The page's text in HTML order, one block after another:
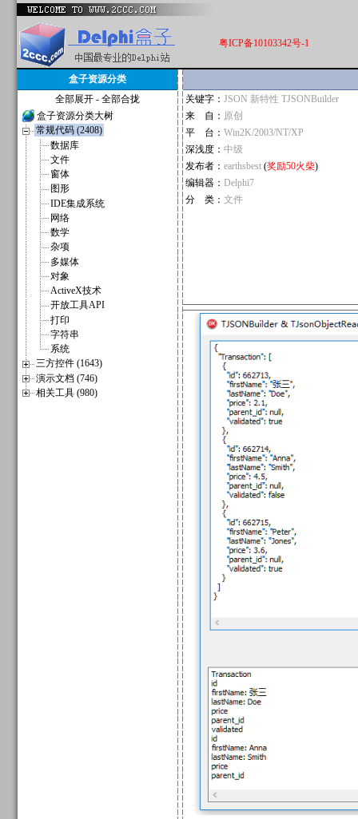
粤ICP备10103342号-1
盒子资源分类
全部展开 - 全部合拢
盒子资源分类大树
常规代码 (2408)
数据库
文件
窗体
图形
IDE集成系统
网络
数学
杂项
多媒体
对象
ActiveX技术
开放工具API
打印
字符串
系统
三方控件 (1643)
演示文档 (746)
相关工具 (980)
关键字： JSON 新特性 TJSONBuilder
来 自： 原创
平 台： Win2K/2003/NT/XP
深浅度： 中级
发布者： earthsbest (奖励50火柴)
编辑器： Delphi7
分 类： 文件